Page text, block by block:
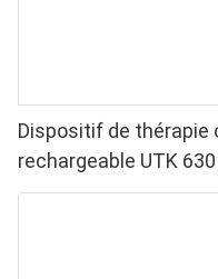
Dispositif de thérapie
rechargeable UTK